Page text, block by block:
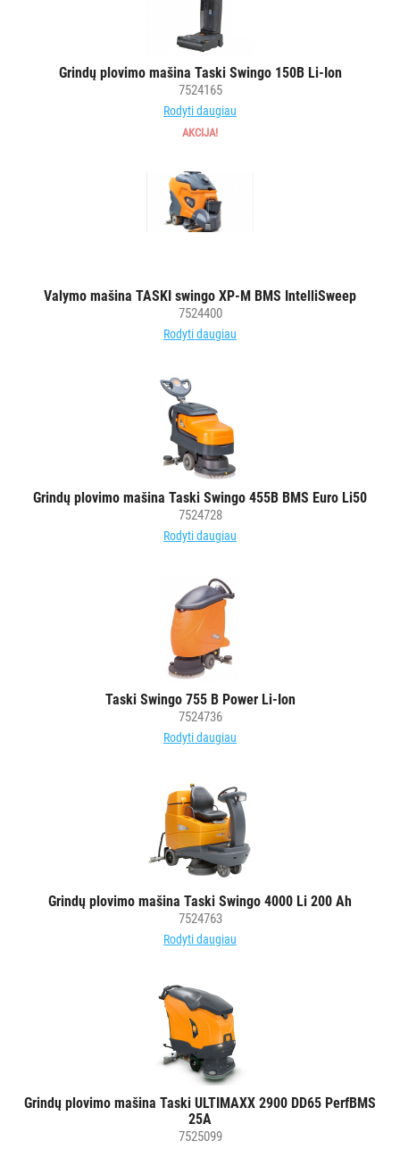
Grindų plovimo mašina Taski Swingo 150B Li-Ion
7524165
Rodyti daugiau
AKCIJA!
Valymo mašina TASKI swingo XP-M BMS IntelliSweep
7524400
Rodyti daugiau
Grindų plovimo mašina Taski Swingo 455B BMS Euro Li50
7524728
Rodyti daugiau
Taski Swingo 755 B Power Li-Ion
7524736
Rodyti daugiau
Grindų plovimo mašina Taski Swingo 4000 Li 200 Ah
7524763
Rodyti daugiau
Grindų plovimo mašina Taski ULTIMAXX 2900 DD65 PerfBMS
25A
7525099